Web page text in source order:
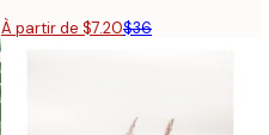
À partir de $7.20$36